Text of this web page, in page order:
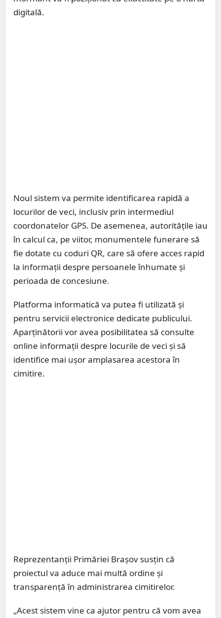
digitală.
Noul sistem va permite identificarea rapidă a
locurilor de veci, inclusiv prin intermediul
coordonatelor GPS. De asemenea, autoritățile iau
în calcul ca, pe viitor, monumentele funerare să
fie dotate cu coduri QR, care să ofere acces rapid
la informații despre persoanele înhumate și
perioada de concesiune.
Platforma informatică va putea fi utilizată și
pentru servicii electronice dedicate publicului.
Aparținătorii vor avea posibilitatea să consulte
online informații despre locurile de veci și să
identifice mai ușor amplasarea acestora în
cimitire.
Reprezentanții Primăriei Brașov susțin că
proiectul va aduce mai multă ordine și
transparență în administrarea cimitirelor.
„Acest sistem vine ca ajutor pentru că vom avea